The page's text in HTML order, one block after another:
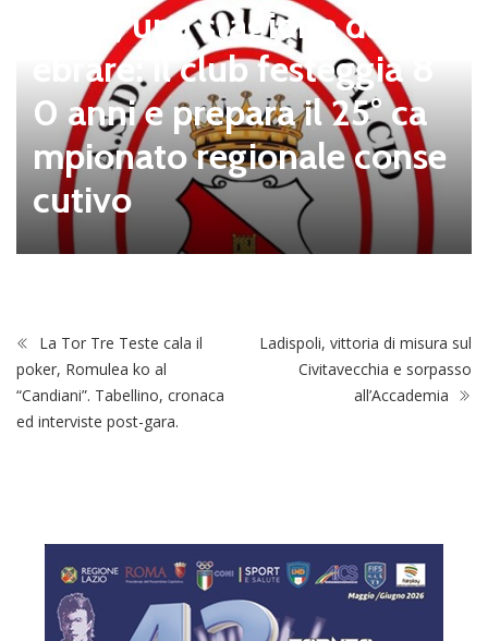
Tolfa, una stagione da cel
ebrare: il club festeggia 8
0 anni e prepara il 25° ca
mpionato regionale conse
cutivo
La Tor Tre Teste cala il
poker, Romulea ko al
“Candiani”. Tabellino, cronaca
ed interviste post-gara.
Ladispoli, vittoria di misura sul
Civitavecchia e sorpasso
all’Accademia